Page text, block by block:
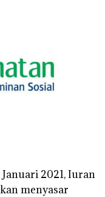
2021, Iuran
menyasar